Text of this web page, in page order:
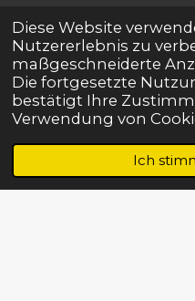
Diese Website
Nutzererlebnis zu
maßgeschneiderte
Die fortgesetzte
bestätigt Ihre
Verwendung von
Ich
Montag - Freitag: 09:00
Samstag: 09:00 - 15:00
Sonntag:
Mail
Kontakt|Impressum
Telefon